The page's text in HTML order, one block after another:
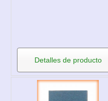
Detalles de producto